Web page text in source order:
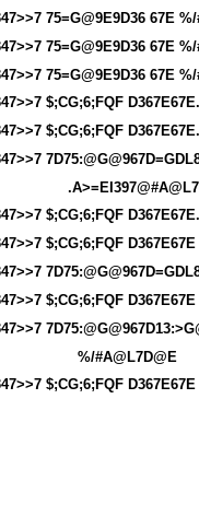
75=G@9E9D36 67E
75=G@9E9D36 67E
75=G@9E9D36 67E
$;CG;6;FQF
$;CG;6;FQF
$;CG;6;FQF
$;CG;6;FQF
$;CG;6;FQF
%/#A@L7D@E
$;CG;6;FQF